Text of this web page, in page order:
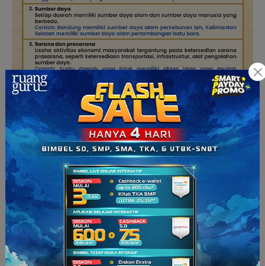
“Wah , aku jadi makintautentang kegiatan ekonomi
masyarakat dari jenis-jenis dan faktor yang
mempengaruhinya.” ucap Dafa.
“Kalau liburan sekolah lagi, aku mauliatkegiatan ekonomi di
daerah lainnyadeh!” seru Bona.
Dafa tertawa, “Haha, sayangnya liburan sekolah lagi masih
lama!”